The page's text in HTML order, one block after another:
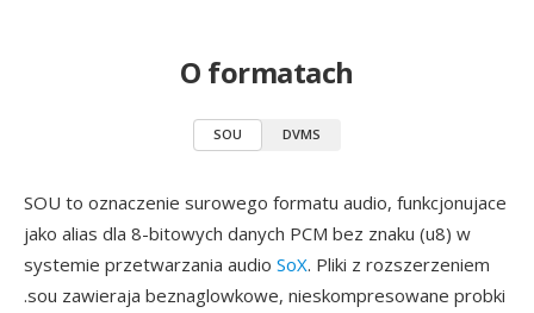
O formatach
SOU DVMS
SOU to oznaczenie surowego formatu audio, funkcjonujace
jako alias dla 8-bitowych danych PCM bez znaku (u8) w
systemie przetwarzania audio SoX. Pliki z rozszerzeniem
.sou zawieraja beznaglowkowe, nieskompresowane probki